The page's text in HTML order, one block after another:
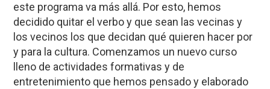
este programa va más allá. Por esto, hemos
decidido quitar el verbo y que sean las vecinas y
los vecinos los que decidan qué quieren hacer por
y para la cultura. Comenzamos un nuevo curso
lleno de actividades formativas y de
entretenimiento que hemos pensado y elaborado